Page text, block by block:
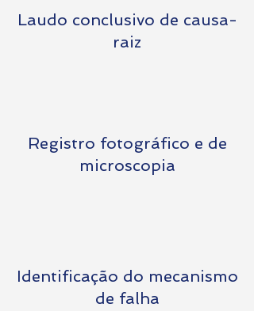
Laudo conclusivo de causa-
raiz
Registro fotográfico e de
microscopia
Identificação do mecanismo
de falha